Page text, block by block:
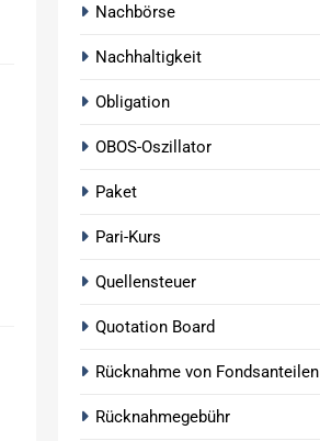
Nachbörse
Nachhaltigkeit
Obligation
OBOS-Oszillator
Paket
Pari-Kurs
Quellensteuer
Quotation Board
Rücknahme von Fondsanteilen
Rücknahmegebühr